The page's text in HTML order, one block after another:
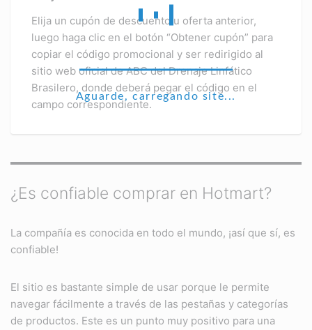
Aguarde, carregando site...
Elija un cupón de descuento u oferta anterior,
luego haga clic en el botón “Obtener cupón” para
copiar el código promocional y ser redirigido al
sitio web oficial de ABC del Drenaje Linfático
Brasilero, donde deberá pegar el código en el
campo correspondiente.
¿Es confiable comprar en Hotmart?
La compañía es conocida en todo el mundo, ¡así que sí, es
confiable!
El sitio es bastante simple de usar porque le permite
navegar fácilmente a través de las pestañas y categorías
de productos. Este es un punto muy positivo para una